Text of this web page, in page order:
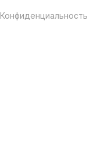
Конфиденциальность